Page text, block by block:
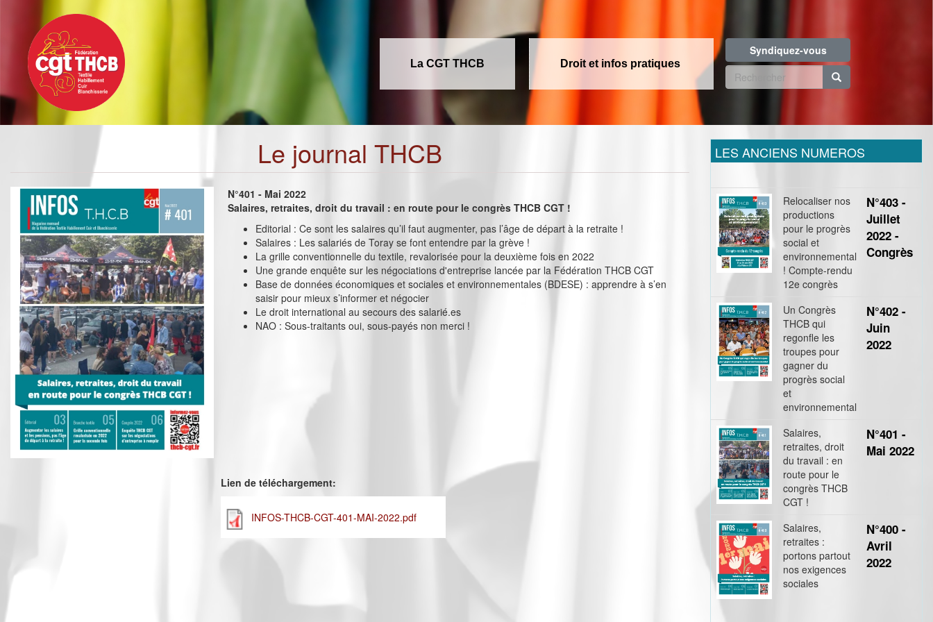
contenu
principal
La CGT THCB Droit et infos pratiques
Syndiquez-vous
Formulaire
recherche
Le journal THCB
N°401 - Mai 2022
Salaires, retraites, droit du travail : en route pour le congrès THCB CGT !
Editorial : Ce sont les salaires qu’il faut augmenter, pas l’âge de départ à la retraite !
Salaires : Les salariés de Toray se font entendre par la grève !
La grille conventionnelle du textile, revalorisée pour la deuxième fois en 2022
Une grande enquête sur les négociations d'entreprise lancée par la Fédération THCB CGT
Base de données économiques et sociales et environnementales (BDESE) : apprendre à s’en
saisir pour mieux s’informer et négocier
Le droit international au secours des salarié.es
NAO : Sous-traitants oui, sous-payés non merci !
Lien de téléchargement:
INFOS-THCB-CGT-401-MAI-2022.pdf
LES ANCIENS NUMEROS
Relocaliser nos
productions
pour le progrès
social et
environnemental
! Compte-rendu
12e congrès
N°403 -
Juillet
2022 -
Congrès
Un Congrès
THCB qui
regonfle les
troupes pour
gagner du
progrès social
et
environnemental
N°402 -
Juin
2022
Salaires,
retraites, droit
du travail : en
route pour le
congrès THCB
CGT !
N°401 -
Mai 2022
Salaires,
retraites :
portons partout
nos exigences
sociales
N°400 -
Avril
2022